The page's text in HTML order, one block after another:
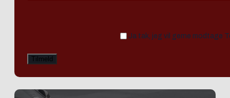
Ja tak, jeg vil gerne modtage